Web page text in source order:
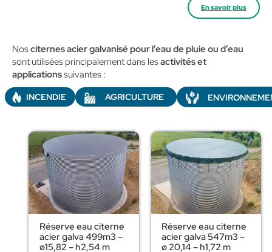
En savoir plus
Nosciternes acier galvanisé pour l’eau de pluie ou d’eau
sont utilisées principalement dans lesactivités et
applicationssuivantes :​
INCENDIE AGRICULTURE
Réserve eau citerne
acier galva 499m3 –
ø15,82 – h2,54 m
Réserve eau citerne
acier galva 547m3 –
ø 20,14 – h1,72 m